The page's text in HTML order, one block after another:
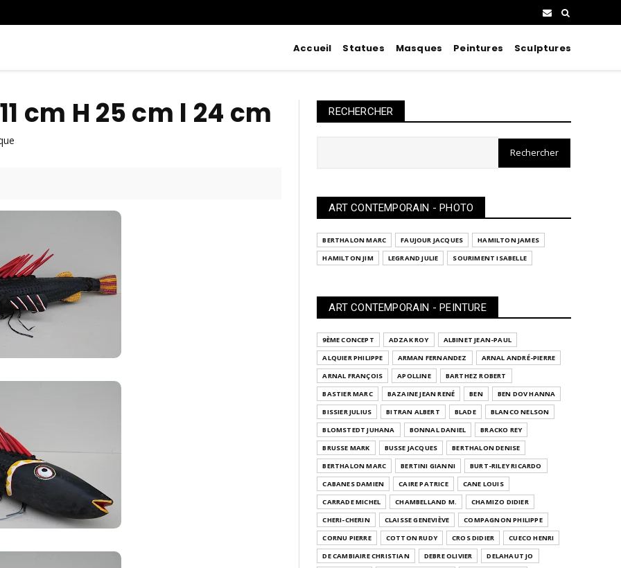
Accueil Statues Masques Peintures Sculptures
cm H 25 cm l 24 cm RECHERCHER
ART CONTEMPORAIN - PHOTO
BERTHALON MARC FAUJOUR JACQUES
HAMILTON JAMES
HAMILTON JIM
LEGRAND JULIE SOURIMENT ISABELLE
ART CONTEMPORAIN - PEINTURE
9ÈME CONCEPT ADZAK ROY
ALBINET JEAN-PAUL
ALQUIER PHILIPPE
ARMAN FERNANDEZ
ARNAL ANDRÉ-PIERRE
ARNAL FRANÇOIS
APOLLINE
BARTHEZ ROBERT
BASTIER MARC
BAZAINE JEAN RENÉ BEN
BEN DOV HANNA
BISSIER JULIUS
BITRAN ALBERT BLADE
BLANCO NELSON
BLOMSTEDT JUHANA
BONNAL DANIEL
BRACKO REY
BRUSSE MARK
BUSSE JACQUES
BERTHALON DENISE
BERTHALON MARC
BERTINI GIANNI
BURT-RILEY RICARDO
CABANES DAMIEN
CAIRE PATRICE
CANE LOUIS
CARRADE MICHEL
CHAMBELLAND M.
CHAMIZO DIDIER
CHERI-CHERIN
CLAISSE GENEVIÈVE
COMPAGNON PHILIPPE
CORNU PIERRE
COTTON RUDY CROS DIDIER
CUECO HENRI
DE CAMBIAIRE CHRISTIAN
DEBRE OLIVIER
DELAHAUT JO